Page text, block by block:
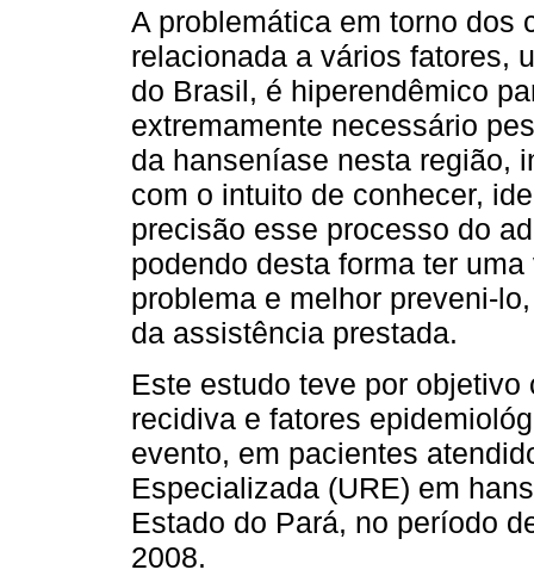
A problemática em torno dos
relacionada a vários fatores,
do Brasil, é hiperendêmico
extremamente necessário
da hanseníase nesta região,
com o intuito de conhecer,
precisão esse processo do
podendo desta forma ter
problema e melhor preveni-
da assistência prestada.
Este estudo teve por
recidiva e fatores
evento, em pacientes
Especializada (URE) em
Estado do Pará, no período
2008.